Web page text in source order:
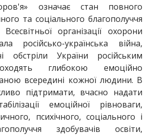
означає стан повного
та соціального благополуччя
організації охорони
російсько-українська війна,
обстріли України російським
глибокою емоційно
всередині кожної людини. В
підтримати, вчасно надати
емоційної рівноваги,
психічного, соціального і
здобувачів освіти,